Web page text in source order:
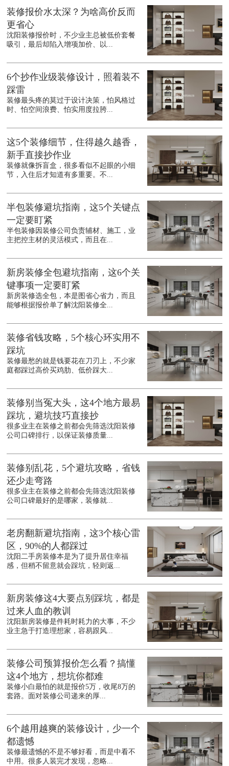
装修报价水太深？为啥高价反而
更省心
沈阳装修报价时，不少业主总被低价套餐
吸引，最后却陷入增项加价、以...
6个抄作业级装修设计，照着装不
踩雷
装修最头疼的莫过于设计决策，怕风格过
时、怕空间浪费、怕实用度拉胯...
这5个装修细节，住得越久越香，
新手直接抄作业
装修就像拆盲盒，很多看似不起眼的小细
节，入住后才知道有多重要。不...
半包装修避坑指南，这5个关键点
一定要盯紧
半包装修因装修公司负责辅材、施工，业
主把控主材的灵活模式，而且在...
新房装修全包避坑指南，这6个关
键事项一定要盯紧
新房装修选全包，本是图省心省力，而且
能够根据报价单了解沈阳装修全...
装修省钱攻略，5个核心环实用不
踩坑
装修最愁的就是钱要花在刀刃上，不少家
庭都踩过高价买鸡肋、低价踩大...
装修别当冤大头，这4个地方最易
踩坑，避坑技巧直接抄
很多业主在装修之前都会先筛选沈阳装修
公司口碑排行，以保证装修质量...
装修别乱花，5个避坑攻略，省钱
还少走弯路
很多业主在装修之前都会先筛选沈阳装修
公司口碑最好的是哪家，装修就...
老房翻新避坑指南，这3个核心雷
区，90%的人都踩过
沈阳二手房装修本是为了提升居住幸福
感，但稍不留意就会踩坑，轻则返...
新房装修这4大要点别踩坑，都是
过来人血的教训
沈阳新房装修是件耗时耗力的大事，不少
业主急于打造理想家，容易跟风...
装修公司预算报价怎么看？搞懂
这4个地方，想坑你都难
装修小白最怕的就是报价5万，收尾8万的
套路。面对装修公司递来的厚...
6个越用越爽的装修设计，少一个
都遗憾
装修最遗憾的不是不够好看，而是中看不
中用。很多人装完才发现，忽略...